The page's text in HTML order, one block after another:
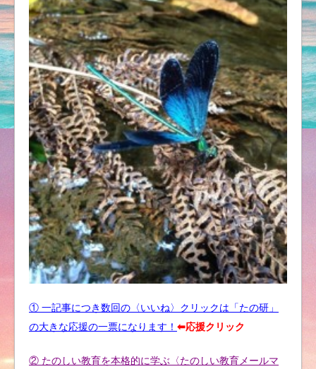
① 一記事につき数回の〈いいね〉クリックは「たの研」
の大きな応援の一票になります！ ⬅︎応援クリック
② たのしい教育を本格的に学ぶ〈たのしい教育メールマ